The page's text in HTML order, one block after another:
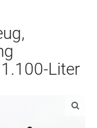
Liter